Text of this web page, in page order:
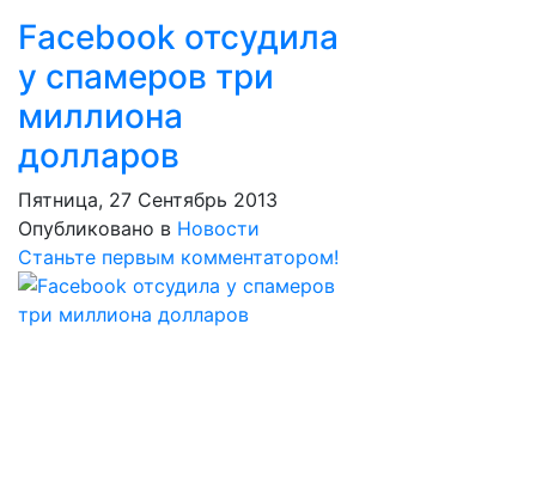
Facebook отсудила
у спамеров три
миллиона
долларов
Пятница, 27 Сентябрь 2013
Опубликовано в Новости
Станьте первым комментатором!